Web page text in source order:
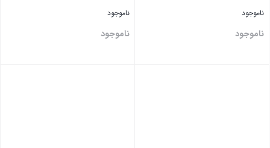
ناموجود
ناموجود
ناموجود
ناموجود